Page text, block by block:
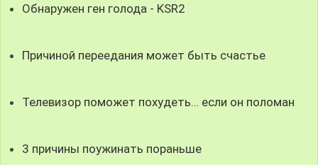
Обнаружен ген голода - KSR2
Причиной переедания может быть счастье
Телевизор поможет похудеть… если он поломан
3 причины поужинать пораньше